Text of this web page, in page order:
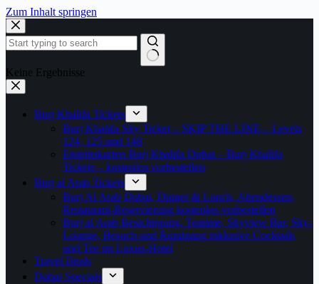
Zum Inhalt springen
Keine Ergebnisse
Burj Khalifa Tickets
Burj Khalifa Sky Ticket – SKIP THE LINE – Levels
124, 125 und 148
Eintrittskarten Burj Khalifa Dubai – Burj Khalifa
Tickets – kostenlos vorbestellen
Burj al Arab Tickets
Burj Al Arab Dubai, Dinner & Lunch, Abendessen,
Restaurant-Reservierung kostenlos vorbestellen
Burj al Arab Besichtigung, Teatime, Skyview Bar, Sky-
Lounge, Besuch und Rundgang inklusive Cocktails
und Tee im Luxus-Hotel
Travel Deals
Dubai Specials